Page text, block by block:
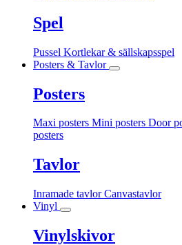
Spel
Pussel Kortlekar & sällskapsspel
Posters & Tavlor
Posters
Maxi posters Mini posters Door
posters
Tavlor
Inramade tavlorCanvastavlor
Vinyl
Vinylskivor